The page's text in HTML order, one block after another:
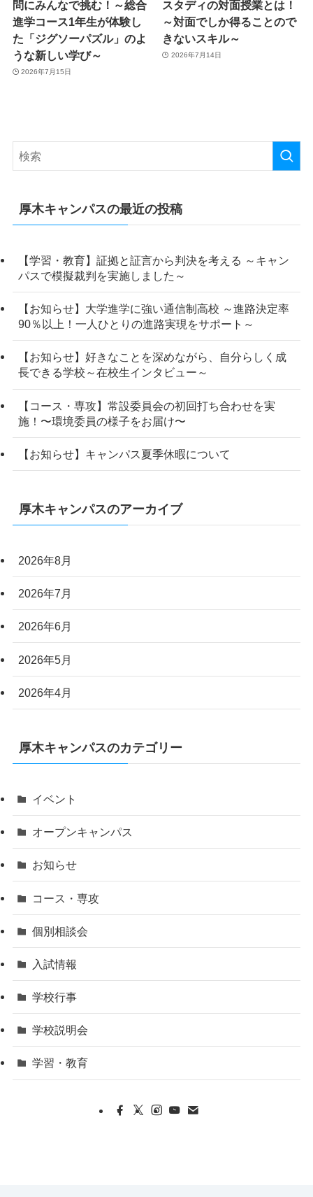
問にみんなで挑む！～総合
進学コース1年生が体験し
た「ジグソーパズル」のよ
うな新しい学び～
2026年7月15日
スタディの対面授業とは！
～対面でしか得ることので
きないスキル～
2026年7月14日
厚木キャンパスの最近の投稿
【学習・教育】証拠と証言から判決を考える ～キャン
パスで模擬裁判を実施しました～
【お知らせ】大学進学に強い通信制高校 ～進路決定率
90％以上！一人ひとりの進路実現をサポート～
【お知らせ】好きなことを深めながら、自分らしく成
長できる学校～在校生インタビュー～
【コース・専攻】常設委員会の初回打ち合わせを実
施！〜環境委員の様子をお届け〜
【お知らせ】キャンパス夏季休暇について
厚木キャンパスのアーカイブ
2026年8月
2026年7月
2026年6月
2026年5月
2026年4月
厚木キャンパスのカテゴリー
イベント
オープンキャンパス
お知らせ
コース・専攻
個別相談会
入試情報
学校行事
学校説明会
学習・教育